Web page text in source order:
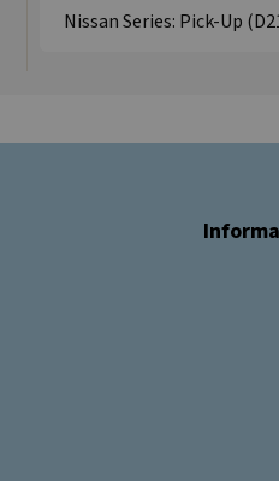
Nissan Series: Pick-Up